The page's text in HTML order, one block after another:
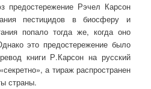
предостережение Рэчел Карсон
пестицидов в биосферу и
попало тогда же, когда оно
это предостережение было
книги Р.Карсон на русский
а тираж распространен
страны.